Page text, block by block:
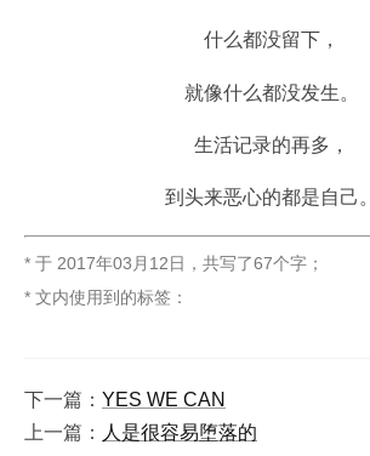
什么都没留下，
就像什么都没发生。
生活记录的再多，
到头来恶心的都是自己。
* 于 2017年03月12日 ， 共写了67个字 ；
* 文内使用到的标签：
下一篇： YES WE CAN
上一篇： 人是很容易堕落的